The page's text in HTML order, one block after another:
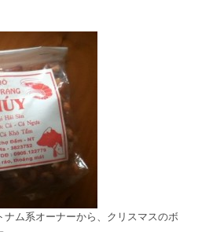
ム系オーナーから、クリスマスのボ